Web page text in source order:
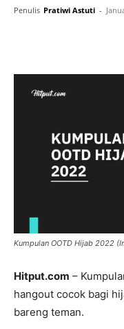
Penulis Pratiwi Astuti -
Kumpulan OOTD Hijab 2022
Hitput.com –
hangout cocok bagi
bareng teman.